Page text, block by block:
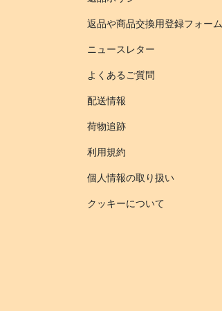
返品や商品交換用登録フォーム
ニュースレター
よくあるご質問
配送情報
荷物追跡
利用規約
個人情報の取り扱い
クッキーについて